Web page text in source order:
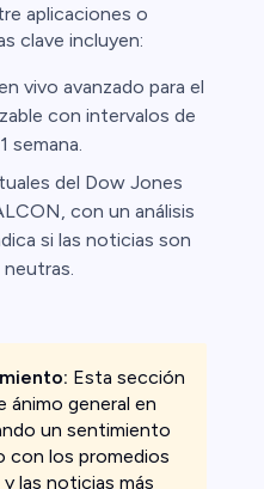
aplicaciones o
clave incluyen:
vivo avanzado para el
con intervalos de
semana.
del Dow Jones
con un análisis
si las noticias son
Esta sección
general en
un sentimiento
con los promedios
las noticias más